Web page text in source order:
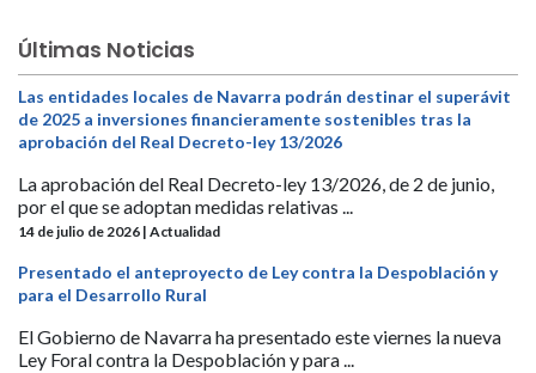
Últimas Noticias
Las entidades locales de Navarra podrán destinar el superávit
de 2025 a inversiones financieramente sostenibles tras la
aprobación del Real Decreto-ley 13/2026
La aprobación del Real Decreto-ley 13/2026, de 2 de junio,
por el que se adoptan medidas relativas ...
14 de julio de 2026 | Actualidad
Presentado el anteproyecto de Ley contra la Despoblación y
para el Desarrollo Rural
El Gobierno de Navarra ha presentado este viernes la nueva
Ley Foral contra la Despoblación y para ...